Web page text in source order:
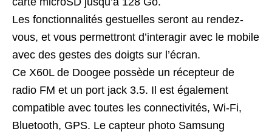
Les fonctionnalités gestuelles seront au rendez-
vous, et vous permettront d’interagir avec le mobile
avec des gestes des doigts sur l’écran.
Ce X60L de Doogee possède un récepteur de
radio FM et un port jack 3.5. Il est également
compatible avec toutes les connectivités, Wi-Fi,
Bluetooth, GPS. Le capteur photo Samsung